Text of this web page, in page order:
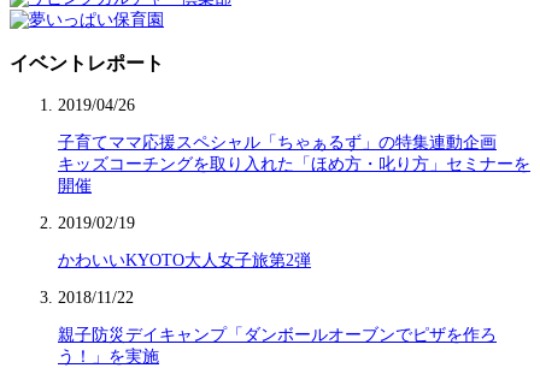
イベントレポート
2019/04/26
子育てママ応援スペシャル「ちゃぁるず」の特集連動企画
キッズコーチングを取り入れた「ほめ方・叱り方」セミナーを
開催
2019/02/19
かわいいKYOTO大人女子旅第2弾
2018/11/22
親子防災デイキャンプ「ダンボールオーブンでピザを作ろ
う！」を実施